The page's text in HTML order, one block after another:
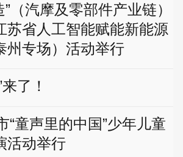
（汽摩及零部件产业链）
苏省人工智能赋能新能源
州专场）活动举行
了！
“童声里的中国”少年儿童
活动举行